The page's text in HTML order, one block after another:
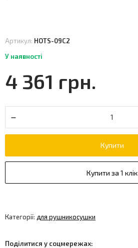
Артикул: HOTS-09C2
У наявності
4 361 грн.
Купити
Купити за 1 клік
Категорії: для рушникосушки
Поділитися у соцмережах: